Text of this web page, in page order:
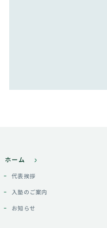
ホーム
代表挨拶
入塾のご案内
お知らせ